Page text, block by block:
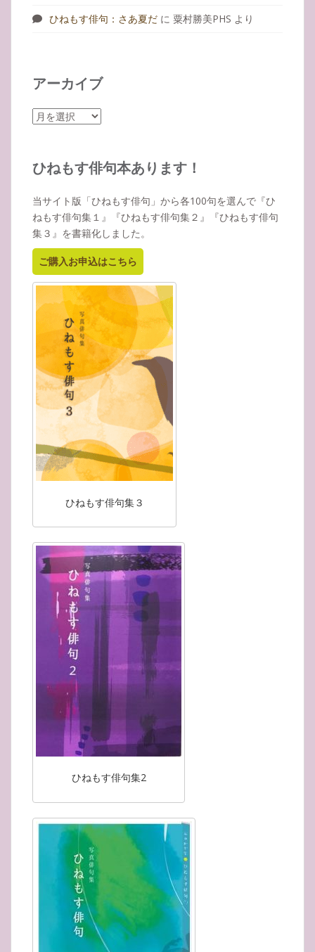
ひねもす俳句：さあ夏だ に 粟村勝美PHS より
アーカイブ
ア
イ
ひねもす俳句本あります！
当サイト版「ひねもす俳句」から各100句を選んで『ひ
ねもす俳句集１』『ひねもす俳句集２』『ひねもす俳句
集３』を書籍化しました。
ご購入お申込はこちら
ひねもす俳句集３
ひねもす俳句集2